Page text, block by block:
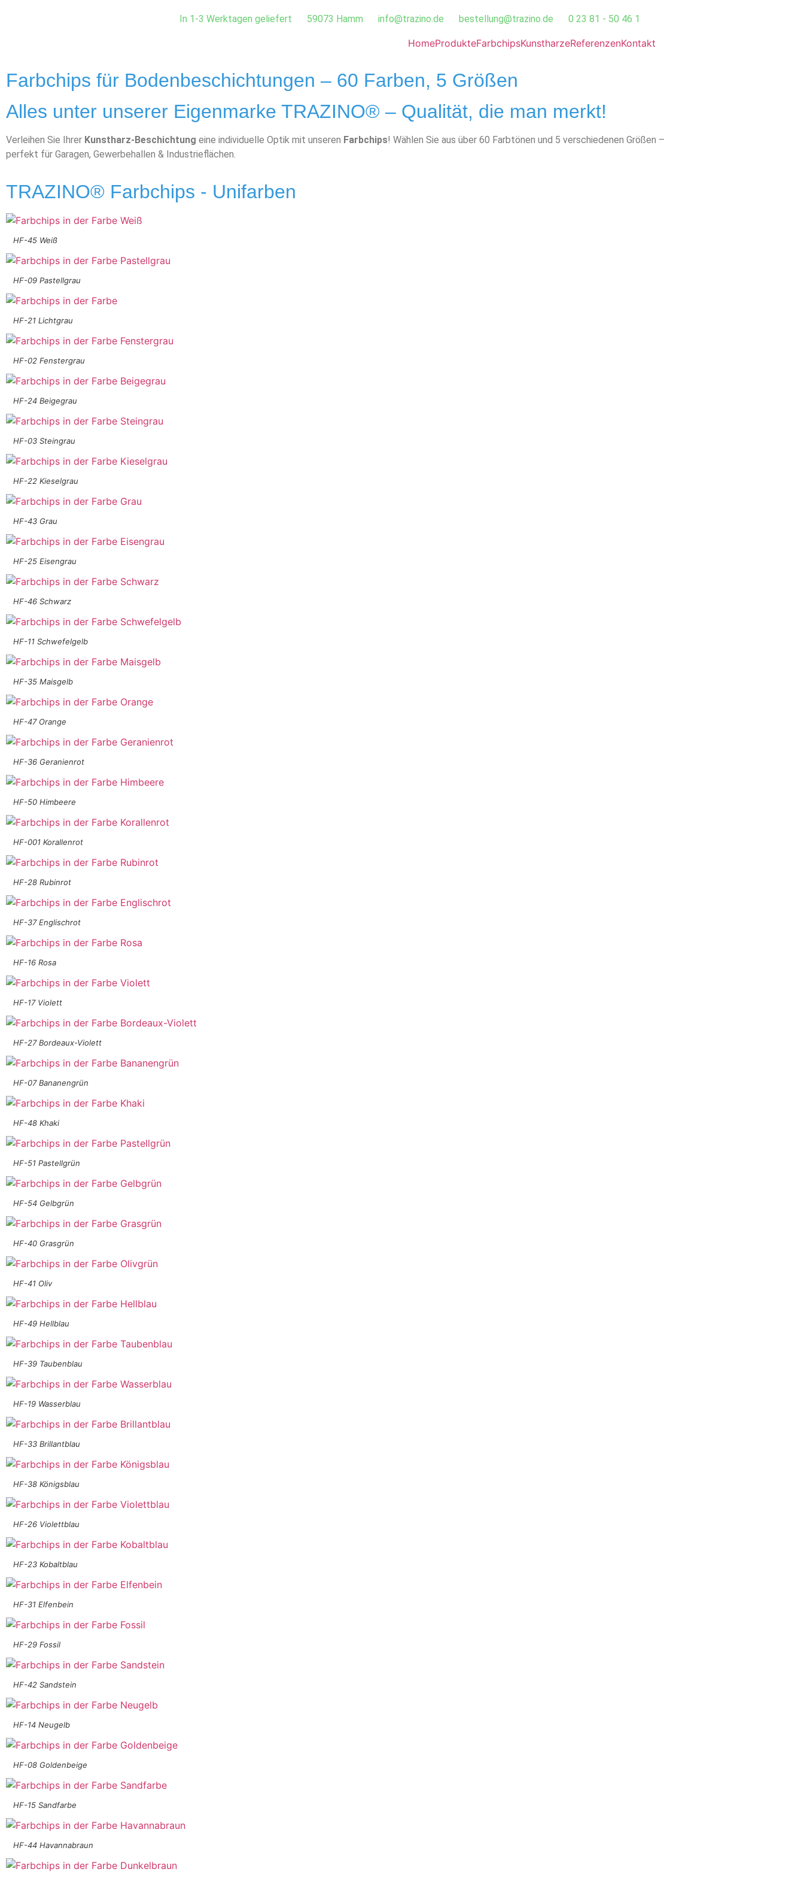
In 1-3 Werktagen geliefert 59073 Hamm info@trazino.de bestellung@trazino.de 0 23 81 - 50 46 1
HomeProdukteFarbchipsKunstharzeReferenzenKontakt
Farbchips für Bodenbeschichtungen – 60 Farben, 5 Größen
Alles unter unserer Eigenmarke TRAZINO® – Qualität, die man merkt!
Verleihen Sie Ihrer Kunstharz-Beschichtung eine individuelle Optik mit unseren Farbchips! Wählen Sie aus über 60 Farbtönen und 5 verschiedenen Größen –
perfekt für Garagen, Gewerbehallen & Industrieflächen.
TRAZINO® Farbchips - Unifarben
HF-45 Weiß
HF-09 Pastellgrau
HF-21 Lichtgrau
HF-02 Fenstergrau
HF-24 Beigegrau
HF-03 Steingrau
HF-22 Kieselgrau
HF-43 Grau
HF-25 Eisengrau
HF-46 Schwarz
HF-11 Schwefelgelb
HF-35 Maisgelb
HF-47 Orange
HF-36 Geranienrot
HF-50 Himbeere
HF-001 Korallenrot
HF-28 Rubinrot
HF-37 Englischrot
HF-16 Rosa
HF-17 Violett
HF-27 Bordeaux-Violett
HF-07 Bananengrün
HF-48 Khaki
HF-51 Pastellgrün
HF-54 Gelbgrün
HF-40 Grasgrün
HF-41 Oliv
HF-49 Hellblau
HF-39 Taubenblau
HF-19 Wasserblau
HF-33 Brillantblau
HF-38 Königsblau
HF-26 Violettblau
HF-23 Kobaltblau
HF-31 Elfenbein
HF-29 Fossil
HF-42 Sandstein
HF-14 Neugelb
HF-08 Goldenbeige
HF-15 Sandfarbe
HF-44 Havannabraun